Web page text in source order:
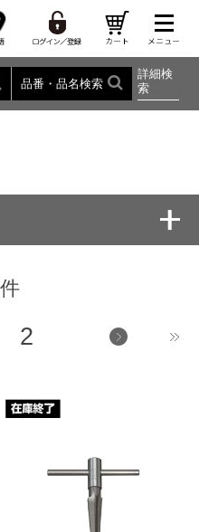
品番・品名検索
詳細検
索
件
2